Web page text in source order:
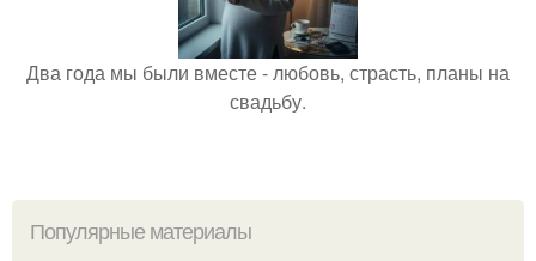
Два года мы были вместе - любовь, страсть, планы на
свадьбу.
Популярные материалы